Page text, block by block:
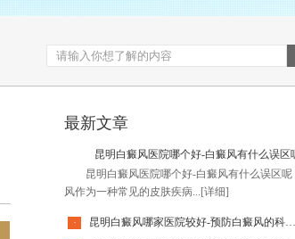
最新文章
昆明白癜风医院哪个好-白癜风有什么误区
昆明白癜风医院哪个好-白癜风有什么误区呢
风作为一种常见的皮肤疾病... [详细]
· 昆明白癜风哪家医院较好-预防白癜风的科学方法是哪些